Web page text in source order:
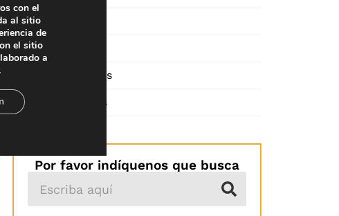
Particulares
Ready Cars
Por favor indíquenos que busca
con el
al sitio
de
el sitio
a